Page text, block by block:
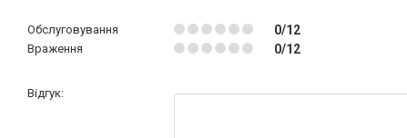
Обслуговування 0/12
Враження 0/12
Відгук: